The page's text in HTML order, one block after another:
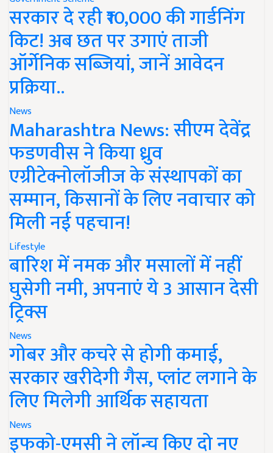
सरकार दे रही ₹10,000 की गार्डनिंग
किट! अब छत पर उगाएं ताजी
ऑर्गेनिक सब्जियां, जानें आवेदन
प्रक्रिया..
News
Maharashtra News: सीएम देवेंद्र
फडणवीस ने किया ध्रुव
एग्रीटेक्नोलॉजीज के संस्थापकों का
सम्मान, किसानों के लिए नवाचार को
मिली नई पहचान!
Lifestyle
बारिश में नमक और मसालों में नहीं
घुसेगी नमी, अपनाएं ये 3 आसान देसी
ट्रिक्स
News
गोबर और कचरे से होगी कमाई,
सरकार खरीदेगी गैस, प्लांट लगाने के
लिए मिलेगी आर्थिक सहायता
News
इफको-एमसी ने लॉन्च किए दो नए